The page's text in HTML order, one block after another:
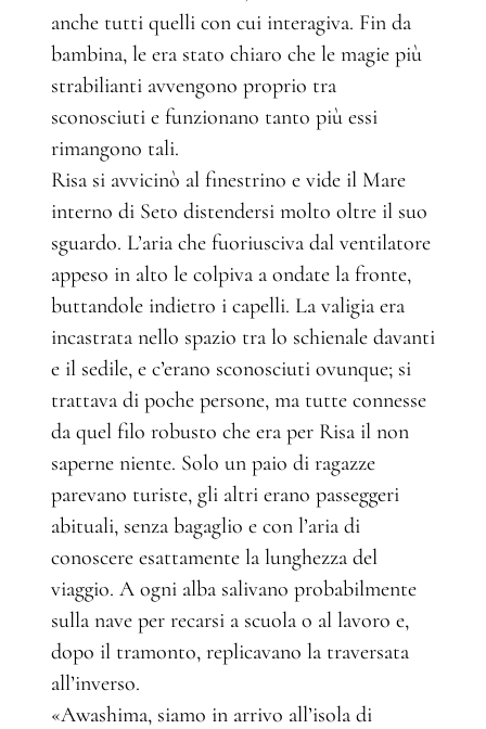
anche tutti quelli con cui interagiva. Fin da
bambina, le era stato chiaro che le magie più
strabilianti avvengono proprio tra
sconosciuti e funzionano tanto più essi
rimangono tali.
Risa si avvicinò al finestrino e vide il Mare
interno di Seto distendersi molto oltre il suo
sguardo. L’aria che fuoriusciva dal ventilatore
appeso in alto le colpiva a ondate la fronte,
buttandole indietro i capelli. La valigia era
incastrata nello spazio tra lo schienale davanti
e il sedile, e c’erano sconosciuti ovunque; si
trattava di poche persone, ma tutte connesse
da quel filo robusto che era per Risa il non
saperne niente. Solo un paio di ragazze
parevano turiste, gli altri erano passeggeri
abituali, senza bagaglio e con l’aria di
conoscere esattamente la lunghezza del
viaggio. A ogni alba salivano probabilmente
sulla nave per recarsi a scuola o al lavoro e,
dopo il tramonto, replicavano la traversata
all’inverso.
«Awashima, siamo in arrivo all’isola di